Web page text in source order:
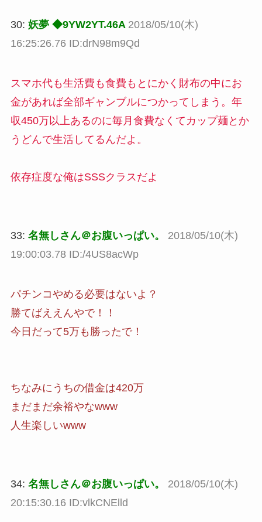
30: 妖夢 ◆9YW2YT.46A 2018/05/10(木)
16:25:26.76 ID:drN98m9Qd
スマホ代も生活費も食費もとにかく財布の中にお
金があれば全部ギャンブルにつかってしまう。年
収450万以上あるのに毎月食費なくてカップ麺とか
うどんで生活してるんだよ。
依存症度な俺はSSSクラスだよ
33: 名無しさん＠お腹いっぱい。
2018/05/10(木)
19:00:03.78 ID:/4US8acWp
パチンコやめる必要はないよ？
勝てばええんやで！！
今日だって5万も勝ったで！
ちなみにうちの借金は420万
まだまだ余裕やなwww
人生楽しいwww
34: 名無しさん＠お腹いっぱい。
2018/05/10(木)
20:15:30.16 ID:vlkCNElld